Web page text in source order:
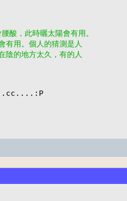
，此時曬太陽會有用。
有用。個人的猜測是人
陰的地方太久，有的人